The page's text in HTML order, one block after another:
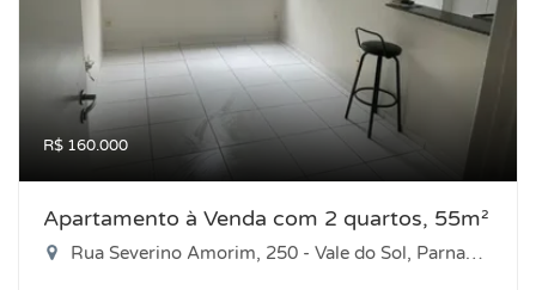
R$ 160.000
Apartamento à Venda com 2 quartos, 55m²
Rua Severino Amorim, 250 - Vale do Sol, Parnamirim-RN